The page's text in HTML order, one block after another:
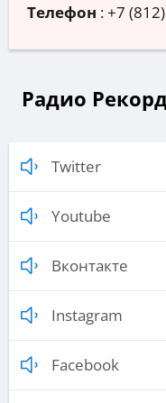
Телефон :+7
Радио
Twitter
Youtube
Вконтакте
Instagram
Facebook